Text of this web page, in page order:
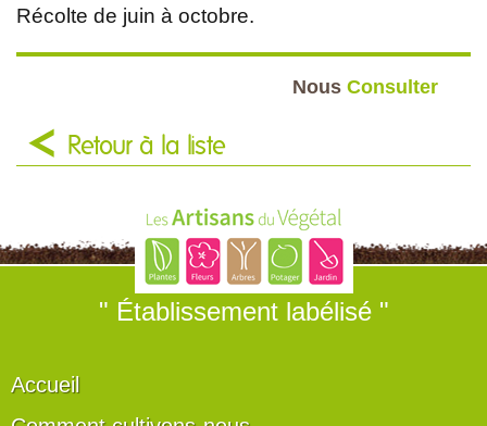
Récolte de juin à octobre.
Nous Consulter
Retour à la liste
" Établissement labélisé "
Accueil